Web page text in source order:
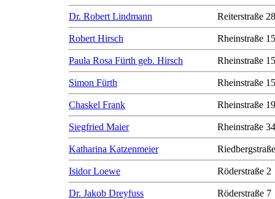
Dr. Robert Lindmann Reiterstraße 28
Robert Hirsch Rheinstraße 15
Paula Rosa Fürth geb. Hirsch Rheinstraße 15
Simon Fürth Rheinstraße 15
Chaskel Frank Rheinstraße 19
Siegfried Maier Rheinstraße 34
Katharina Katzenmeier
Isidor Loewe Röderstraße 2
Dr. Jakob Dreyfuss Röderstraße 7